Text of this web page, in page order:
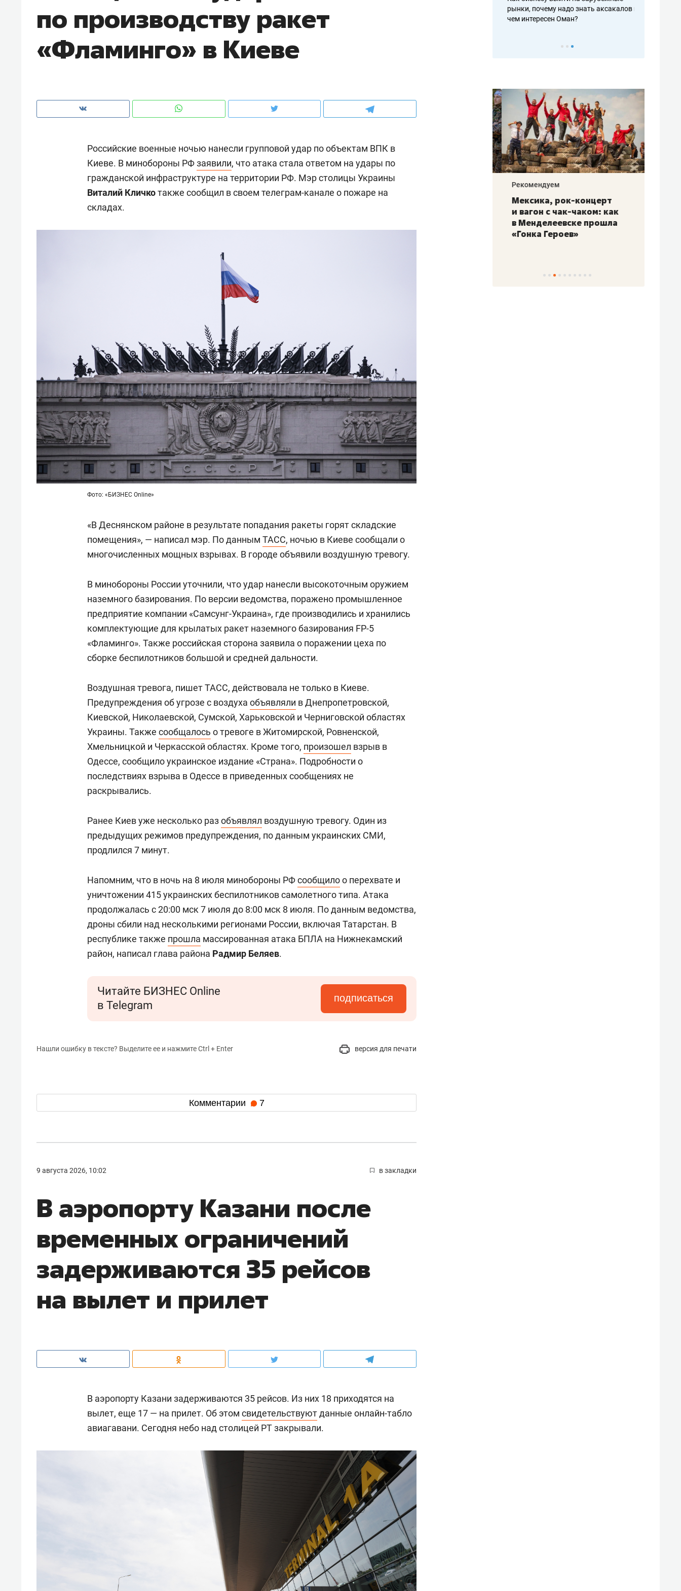
по производству ракет
«Фламинго» в Киеве
Российские военные ночью нанесли групповой удар по объектам ВПК в
Киеве. В минобороны РФзаявили, что атака стала ответом на удары по
гражданской инфраструктуре на территории РФ. Мэр столицы Украины
Виталий Кличкотакже сообщил в своем телеграм-канале о пожаре на
складах.
Фото: «БИЗНЕС Online»
«В Деснянском районе в результате попадания ракеты горят складские
помещения», — написал мэр. По данным ТАСС, ночью в Киеве сообщали о
многочисленных мощных взрывах. В городе объявили воздушную тревогу.
В минобороны России уточнили, что удар нанесли высокоточным оружием
наземного базирования. По версии ведомства, поражено промышленное
предприятие компании «Самсунг-Украина», где производились и хранились
комплектующие для крылатых ракет наземного базирования FP-5
«Фламинго». Также российская сторона заявила о поражении цеха по
сборке беспилотников большой и средней дальности.
Воздушная тревога, пишет ТАСС, действовала не только в Киеве.
Предупреждения об угрозе с воздуха объявляли в Днепропетровской,
Киевской, Николаевской, Сумской, Харьковской и Черниговской областях
Украины. Также сообщалось о тревоге в Житомирской, Ровненской,
Хмельницкой и Черкасской областях. Кроме того, произошел взрыв в
Одессе, сообщило украинское издание «Страна». Подробности о
последствиях взрыва в Одессе в приведенных сообщениях не
раскрывались.
Ранее Киев уже несколько разобъявлял воздушную тревогу. Один из
предыдущих режимов предупреждения, по данным украинских СМИ,
продлился 7 минут.
Напомним, что в ночь на 8 июля минобороны РФсообщилоо перехвате и
уничтожении 415 украинских беспилотников самолетного типа. Атака
продолжалась с 20:00 мск 7 июля до 8:00 мск 8 июля. По данным ведомства,
дроны сбили над несколькими регионами России, включая Татарстан. В
республике также прошла массированная атака БПЛА на Нижнекамский
район, написал глава района Радмир Беляев.
Читайте БИЗНЕС Online
в Telegram
подписаться
Нашли ошибку в тексте? Выделите ее и нажмите Ctrl + Enter версия для печати
Комментарии 7
9 августа 2026, 10:02 в закладки
В аэропорту Казани после
временных ограничений
задерживаются 35 рейсов
на вылет и прилет
В аэропорту Казани задерживаются 35 рейсов. Из них 18 приходятся на
вылет, еще 17 — на прилет. Об этом свидетельствуютданные онлайн-табло
авиагавани. Сегодня небо над столицей РТ закрывали.
чем интересен Оман?
клиентах и чудных запросах мастеров
рынки, почему надо знать аксакалов и
чем интересен Оман?
Рекомендуем
создают оазис жилого
Рекомендуем
150 камер до квартиры и Face
Рекомендуем
Опыт выживания в дикой
Рекомендуем
Мексика, рок-концерт
и вагон с чак-чаком: как
в Менделеевске прошла
«Гонка Героев»